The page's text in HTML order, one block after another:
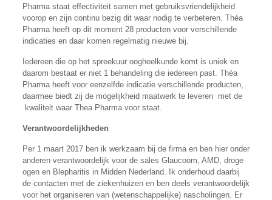
Pharma staat effectiviteit samen met gebruiksvriendelijkheid
voorop en zijn continu bezig dit waar nodig te verbeteren. Théa
Pharma heeft op dit moment 28 producten voor verschillende
indicaties en daar komen regelmatig nieuwe bij.
Iedereen die op het spreekuur oogheelkunde komt is uniek en
daarom bestaat er niet 1 behandeling die iedereen past. Théa
Pharma heeft voor eenzelfde indicatie verschillende producten,
daarmee biedt zij de mogelijkheid maatwerk te leveren met de
kwaliteit waar Thea Pharma voor staat.
Verantwoordelijkheden
Per 1 maart 2017 ben ik werkzaam bij de firma en ben hier onder
anderen verantwoordelijk voor de sales Glaucoom, AMD, droge
ogen en Blepharitis in Midden Nederland. Ik onderhoud daarbij
de contacten met de ziekenhuizen en ben deels verantwoordelijk
voor het organiseren van (wetenschappelijke) nascholingen. Er